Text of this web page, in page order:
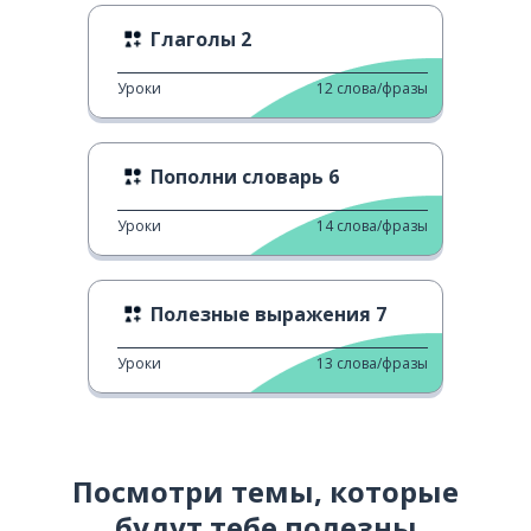
Глаголы 2
Уроки 12 слова/фразы
Пополни словарь 6
Уроки 14 слова/фразы
Полезные выражения 7
Уроки 13 слова/фразы
Посмотри темы, которые